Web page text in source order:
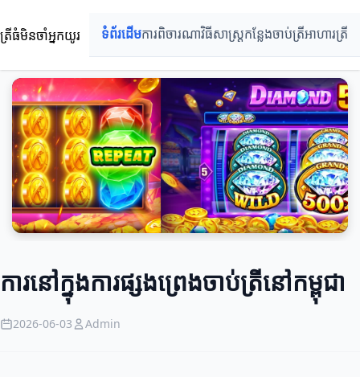
ត្រីធំមិនចាំអ្នកយូរ ទំព័រដើមការពិចារណាវិធីសាស្ត្រកន្លែងចាប់ត្រីអាហារត្រី
ការនៅក្នុងការផ្សងព្រេងចាប់ត្រីនៅកម្ពុជា
2026-06-03 Admin